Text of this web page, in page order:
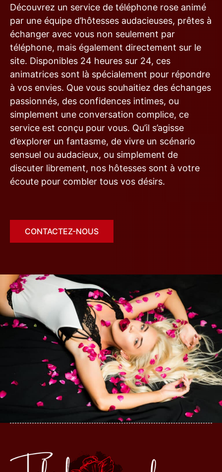
Découvrez un service de téléphone rose animé
par une équipe d’hôtesses audacieuses, prêtes à
échanger avec vous non seulement par
téléphone, mais également directement sur le
site. Disponibles 24 heures sur 24, ces
animatrices sont là spécialement pour répondre
à vos envies. Que vous souhaitiez des échanges
passionnés, des confidences intimes, ou
simplement une conversation complice, ce
service est conçu pour vous. Qu’il s’agisse
d’explorer un fantasme, de vivre un scénario
sensuel ou audacieux, ou simplement de
discuter librement, nos hôtesses sont à votre
écoute pour combler tous vos désirs.
CONTACTEZ-NOUS